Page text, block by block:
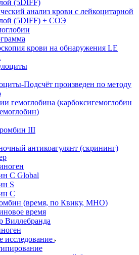
(5DIFF)
анализ крови с лейкоцитарной
(5DIFF) + СОЭ
крови на обнаружения LE
Подсчёт произведен по методу
гемоглобина (карбоксигемоглобин
III
антикоагулянт (скрининг)
C Global
S
С
(время, по Квику, МНО)
время
Виллебранда
исследование